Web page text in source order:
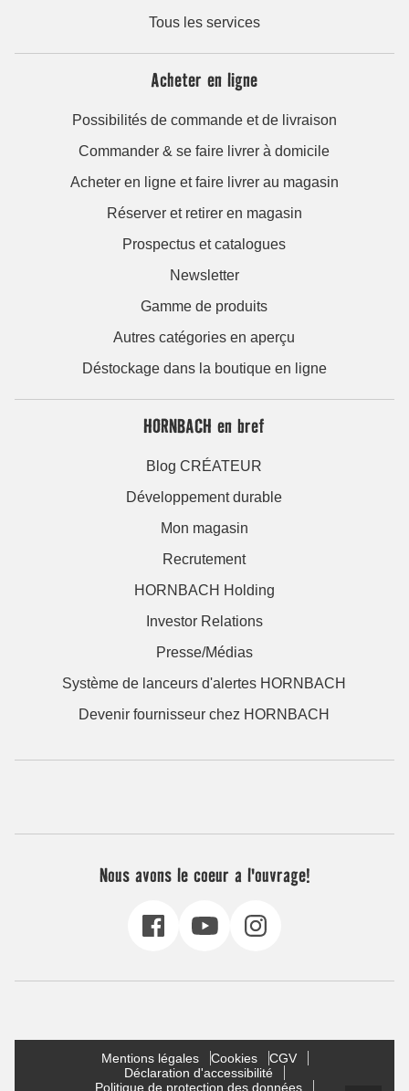
Tous les services
Acheter en ligne
Possibilités de commande et de livraison
Commander & se faire livrer à domicile
Acheter en ligne et faire livrer au magasin
Réserver et retirer en magasin
Prospectus et catalogues
Newsletter
Gamme de produits
Autres catégories en aperçu
Déstockage dans la boutique en ligne
HORNBACH en bref
Blog CRÉATEUR
Développement durable
Mon magasin
Recrutement
HORNBACH Holding
Investor Relations
Presse/Médias
Système de lanceurs d'alertes HORNBACH
Devenir fournisseur chez HORNBACH
Nous avons le coeur a l'ouvrage!
Mentions légales Cookies
CGV
Déclaration d'accessibilité
Politique de protection des données